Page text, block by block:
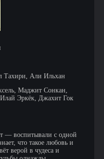
Тахири, Али Ильхан
Маджит Сонкан,
Эркёк, Джахит Гок
— воспитывали с одной
что такое любовь и
верой в чудеса и